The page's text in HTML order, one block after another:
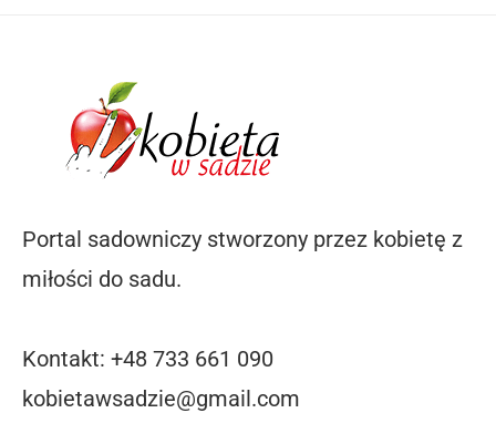
Portal sadowniczy stworzony przez kobietę z
miłości do sadu.
Kontakt: +48 733 661 090
kobietawsadzie@gmail.com